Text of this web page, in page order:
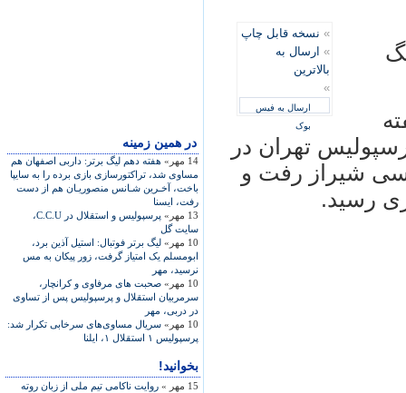
در همين زمينه
14 مهر»
هفته دهم ليگ برتر: داربی اصفهان هم
مساوی شد، تراکتورسازی بازی برده را به سايپا
باخت، آخـرين شـانس منصوریـان هم از دست
رفت، ايسنا
13 مهر»
پرسپوليس و استقلال در C.C.U،
سایت گل
10 مهر»
ليگ برتر فوتبال: استيل آذين برد،
ابومسلم يک امتياز گرفت، زور پيکان به مس
نرسيد، مهر
10 مهر»
صحبت های مرفاوی و کرانچار،
سرمربيان استقلال و پرسپوليس پس از تساوی
در دربی، مهر
10 مهر»
سريال مساوی‌های سرخابی تکرار شد:
پرسپوليس ۱ استقلال ۱، ايلنا
بخوانید!
15 مهر »
روايت ناکامی تيم ملی از زبان روته
» نسخه قابل چاپ
» ارسال به
بالاترین
»
ارسال به فیس
بوک
تهران در
شيراز رفت و